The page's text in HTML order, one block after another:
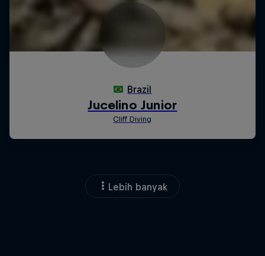
Lebih banyak